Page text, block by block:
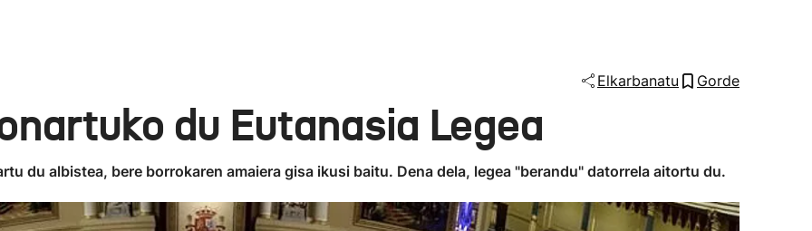
Elkarbanatu Gorde
du Eutanasia Legea
du albistea, bere borrokaren amaiera gisa ikusi baitu. Dena dela, legea "berandu" datorrela aitortu du.